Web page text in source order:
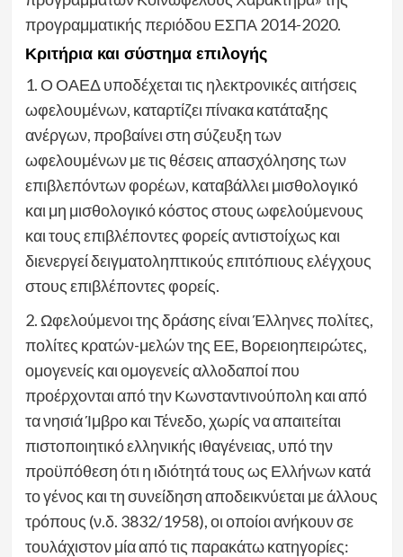
προγραμματικής περιόδου ΕΣΠΑ 2014-2020.
Κριτήρια και σύστημα επιλογής
1. Ο ΟΑΕΔ υποδέχεται τις ηλεκτρονικές αιτήσεις
ωφελουμένων, καταρτίζει πίνακα κατάταξης
ανέργων, προβαίνει στη σύζευξη των
ωφελουμένων με τις θέσεις απασχόλησης των
επιβλεπόντων φορέων, καταβάλλει μισθολογικό
και μη μισθολογικό κόστος στους ωφελούμενους
και τους επιβλέποντες φορείς αντιστοίχως και
διενεργεί δειγματοληπτικούς επιτόπιους ελέγχους
στους επιβλέποντες φορείς.
2. Ωφελούμενοι της δράσης είναι Έλληνες πολίτες,
πολίτες κρατών-μελών της ΕΕ, Βορειοηπειρώτες,
ομογενείς και ομογενείς αλλοδαποί που
προέρχονται από την Κωνσταντινούπολη και από
τα νησιά Ίμβρο και Τένεδο, χωρίς να απαιτείται
πιστοποιητικό ελληνικής ιθαγένειας, υπό την
προϋπόθεση ότι η ιδιότητά τους ως Ελλήνων κατά
το γένος και τη συνείδηση αποδεικνύεται με άλλους
τρόπους (ν.δ. 3832/1958), οι οποίοι ανήκουν σε
τουλάχιστον μία από τις παρακάτω κατηγορίες: